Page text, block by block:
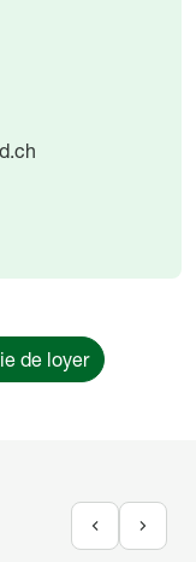
de loyer